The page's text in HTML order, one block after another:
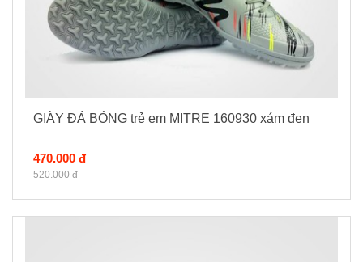
GIÀY ĐÁ BÓNG trẻ em MITRE 160930 xám đen
470.000 đ
520.000 đ